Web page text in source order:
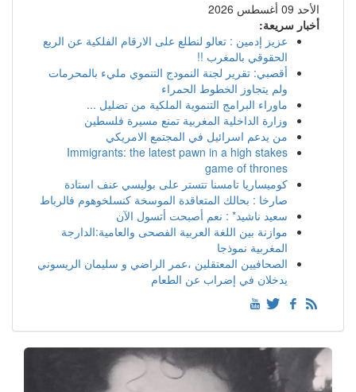
الأحد 09 أغسطس 2026
أخبار سريعة:
عزيز إدمين : تعالو لنطلع على الارقام الفلكية عن الربع
الحقوقي بالمغرب !!
أقصبي: تقرير لجنة النمودج التنموي مليء بالمحرمات
ولم يتجاوز الخطوط الحمراء
ماوراء البرامج التنموية الملكية من تضليل ...
وزارة الداخلية المغربية تمنع مسيرة فلسطين
من يدعم اسرائيل في المجتمع الامريكي
Immigrants: the latest pawn in a high stakes
game of thrones
كوميساريا تامسنا تتستر على بوليسي عنف استادة
صارخا : بحالك المتعاقدة الموسخة كنسلخوهوم فالرباط
سعيد ناشيد* : نعم أصبحت أتسول الآن
موازنة بين اللغة العربية الفصحى والعامية:الدارجة
المغربية نموذجا
الصحافيين المعتقلين ،عمر الراضي و سليمان الريسوني
يدخلان في إضراب عن الطعام